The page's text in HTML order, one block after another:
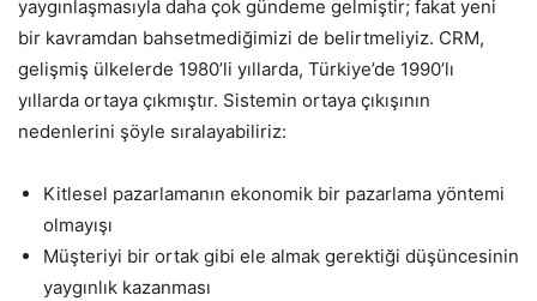
yaygınlaşmasıyla daha çok gündeme gelmiştir; fakat yeni
bir kavramdan bahsetmediğimizi de belirtmeliyiz. CRM,
gelişmiş ülkelerde 1980’li yıllarda, Türkiye’de 1990’lı
yıllarda ortaya çıkmıştır. Sistemin ortaya çıkışının
nedenlerini şöyle sıralayabiliriz:
Kitlesel pazarlamanın ekonomik bir pazarlama yöntemi
olmayışı
Müşteriyi bir ortak gibi ele almak gerektiği düşüncesinin
yaygınlık kazanması